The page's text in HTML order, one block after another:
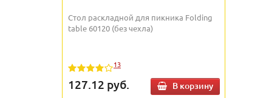
Стол раскладной для пикника Folding
table 60120 (без чехла)
13
127.12 руб. В корзину